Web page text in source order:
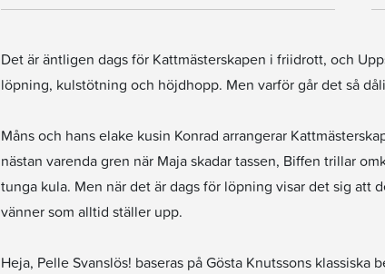
Det är äntligen dags för Kattmästerskapen i friidrott, och
löpning, kulstötning och höjdhopp. Men varför går det så
Måns och hans elake kusin Konrad arrangerar
nästan varenda gren när Maja skadar tassen, Biffen trillar
tunga kula. Men när det är dags för löpning visar det sig att
vänner som alltid ställer upp.
Heja, Pelle Svanslös! baseras på Gösta Knutssons